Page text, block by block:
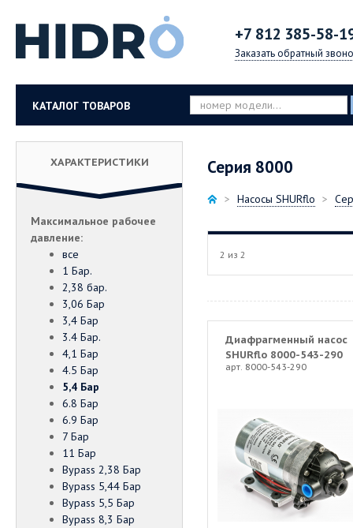
+7 812 385-58-
Заказать обратный
КАТАЛОГ ТОВАРОВ
ХАРАКТЕРИСТИКИ
Максимальное рабочее
давление:
все
1 Бар.
2,38 бар.
3,06 Бар
3,4 Бар
3.4 Бар.
4,1 Бар
4.5 Бар
5,4 Бар
6.8 Бар
6.9 Бар
7 Бар
11 Бар
Bypass 2,38 Бар
Bypass 5,44 Бар
Bypass 5,5 Бар
Bypass 8,3 Бар
Серия 8000
Насосы SHURflo
2 из 2
Диафрагменный насос
SHURflo 8000-543-290
арт. 8000-543-290